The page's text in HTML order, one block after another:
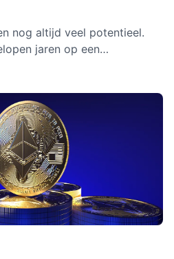
nog altijd veel potentieel.
jaren op een
volgde in rap